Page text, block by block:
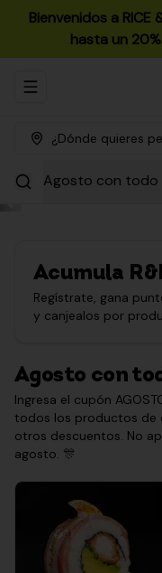
Bienvenidos a
hasta un
Abrir menu de
¿Dónde quieres
Agosto con todo
Acumula
Regístrate, gana
y canjealos por
Agosto con
Ingresa el cupón
todos los productos de
otros descuentos. No
agosto. 🎊